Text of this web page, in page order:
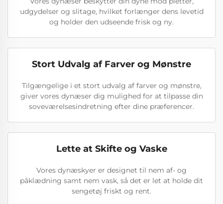
udgydelser og slitage, hvilket forlænger dens levetid
og holder den udseende frisk og ny.
Stort Udvalg af Farver og Mønstre
Tilgængelige i et stort udvalg af farver og mønstre,
giver vores dynæser dig mulighed for at tilpasse din
soveværelsesindretning efter dine præferencer.
Lette at Skifte og Vaske
Vores dynæskyer er designet til nem af- og
påklædning samt nem vask, så det er let at holde dit
sengetøj friskt og rent.